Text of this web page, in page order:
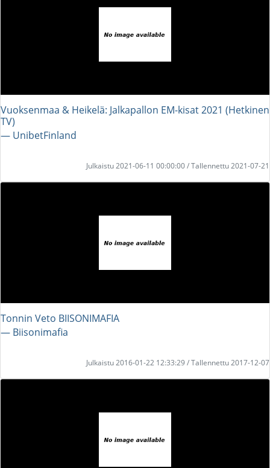
Vuoksenmaa & Heikelä: Jalkapallon EM-kisat 2021 (Hetkinen
TV)
― UnibetFinland
Julkaistu 2021-06-11 00:00:00 / Tallennettu 2021-07-21
Tonnin Veto BIISONIMAFIA
― Biisonimafia
Julkaistu 2016-01-22 12:33:29 / Tallennettu 2017-12-07